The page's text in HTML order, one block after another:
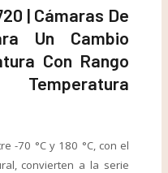
| Cámaras De
Un Cambio
Con Rango
-70 °C y 180 °C, con el
convierten a la serie